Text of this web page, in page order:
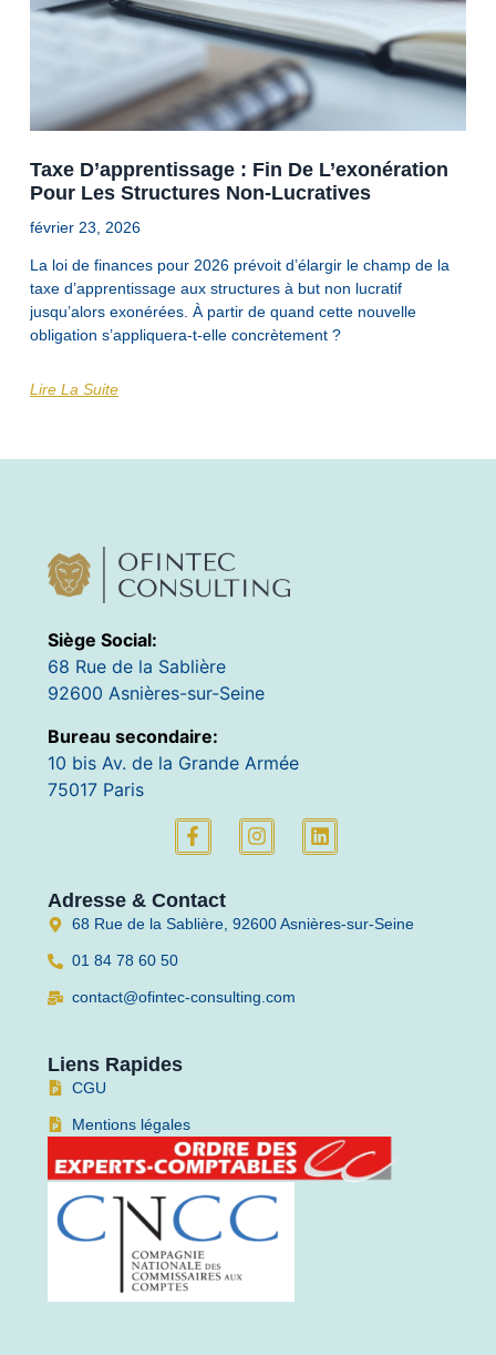
Taxe D’apprentissage : Fin De L’exonération
Pour Les Structures Non-Lucratives
février 23, 2026
La loi de finances pour 2026 prévoit d’élargir le champ de la
taxe d’apprentissage aux structures à but non lucratif
jusqu’alors exonérées. À partir de quand cette nouvelle
obligation s’appliquera-t-elle concrètement ?
Lire La Suite
Siège Social:
68 Rue de la Sablière
92600 Asnières-sur-Seine
Bureau secondaire:
10 bis Av. de la Grande Armée
75017 Paris
Adresse & Contact
68 Rue de la Sablière, 92600 Asnières-sur-Seine
01 84 78 60 50
contact@ofintec-consulting.com
Liens Rapides
CGU
Mentions légales